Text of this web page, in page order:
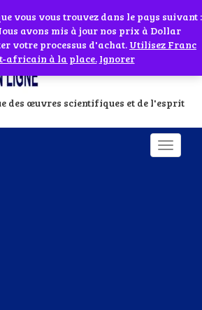
en cliquant sur l'icône en face
des œuvres scientifiques et de l'esprit
Contactez-nous par WhatsApp au
01 95 33 60 26Ignorer
vous vous trouvez dans le pays suivant :
avons mis à jour nos prix à Dollar
votre processus d'achat. Utilisez Franc
africain à la place. Ignorer